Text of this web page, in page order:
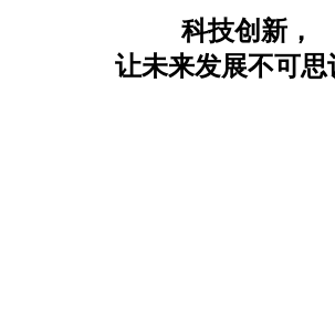
科技创新，
让未来发展不可思